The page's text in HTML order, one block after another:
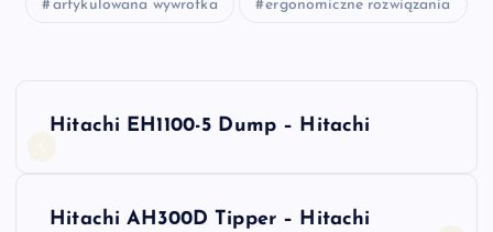
artykulowana wywrotka ergonomiczne rozwiązania
NHitachi EH1100-5 Dump – Hitachi
Hitachi AH300D Tipper – Hitachi